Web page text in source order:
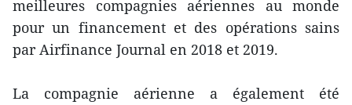
meilleures compagnies aériennes au monde
pour un financement et des opérations sains
par Airfinance Journal en 2018 et 2019.
La compagnie aérienne a également été